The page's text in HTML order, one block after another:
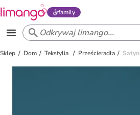
family
Sklep Dom Tekstylia Prześcieradła